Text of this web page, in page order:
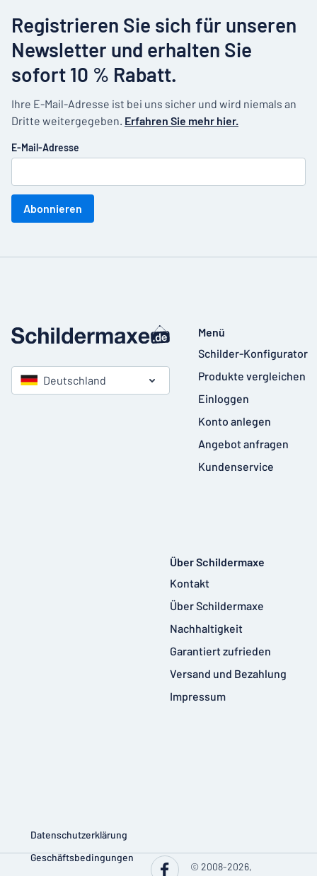
Registrieren Sie sich für unseren
Newsletter und erhalten Sie
sofort 10 % Rabatt.
Ihre E-Mail-Adresse ist bei uns sicher und wird niemals an
Dritte weitergegeben. Erfahren Sie mehr hier.
E-Mail-Adresse
Abonnieren
Deutschland
Menü
Schilder-Konfigurator
Produkte vergleichen
Einloggen
Konto anlegen
Angebot anfragen
Kundenservice
Über Schildermaxe
Kontakt
Über Schildermaxe
Nachhaltigkeit
Garantiert zufrieden
Versand und Bezahlung
Impressum
Datenschutzerklärung
Geschäftsbedingungen
© 2008-2026,